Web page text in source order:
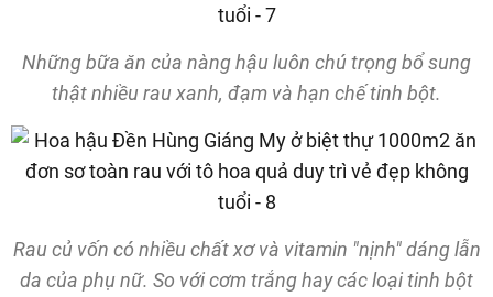
Những bữa ăn của nàng hậu luôn chú trọng bổ sung
thật nhiều rau xanh, đạm và hạn chế tinh bột.
Rau củ vốn có nhiều chất xơ và vitamin "nịnh" dáng lẫn
da của phụ nữ. So với cơm trắng hay các loại tinh bột